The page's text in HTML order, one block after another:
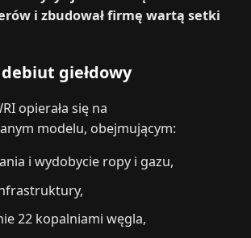
i zbudował firmę wartą setki
giełdowy
opierała się na
modelu, obejmującym:
i wydobycie ropy i gazu,
22 kopalniami węgla,